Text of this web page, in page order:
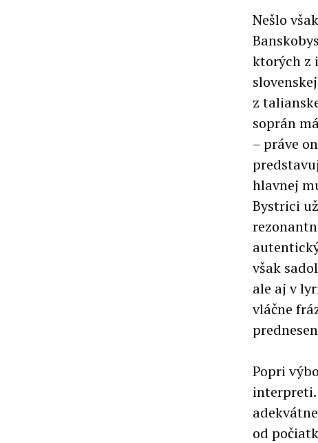
Nešlo
ktorých z
z
soprán
– práve
hlavnej
Bystrici
však
ale aj v
vláčne
Popri
interpreti.
od